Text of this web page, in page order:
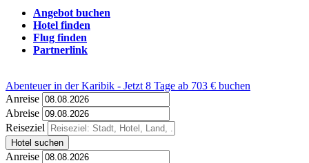
Angebot buchen
Hotel finden
Flug finden
Partnerlink
Abenteuer in der Karibik - Jetzt 8 Tage ab 703 € buchen
Anreise
Abreise
Reiseziel
Hotel suchen
Anreise